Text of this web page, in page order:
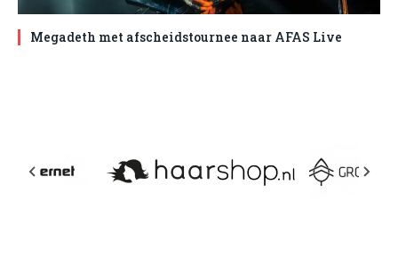
Megadeth met afscheidstournee naar AFAS Live